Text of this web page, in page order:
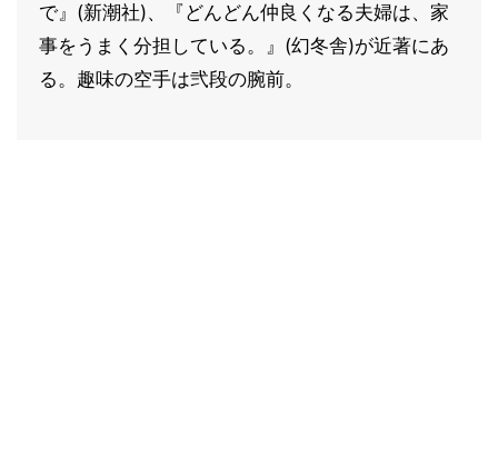
で』(新潮社)、『どんどん仲良くなる夫婦は、家
事をうまく分担している。』(幻冬舎)が近著にあ
る。趣味の空手は弐段の腕前。